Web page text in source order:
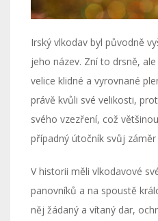
Irský vlkodav byl původně
jeho název. Zní to drsně,
velice klidné a vyrovnané
právě kvůli své velikosti,
svého vzezření, což
případný útočník svůj
V historii měli vlkodavové
panovníků a na spoustě
něj žádaný a vítaný dar,